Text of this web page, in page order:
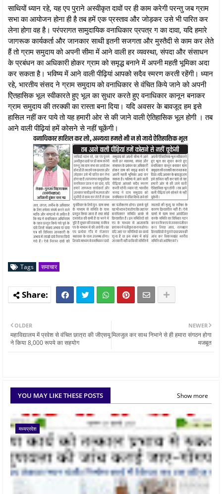
साथियों ध्यान रहे, यह एप पुराने अस्वीकृत दावों पर ही काम करेगी परन्तु जब ग्राम
सभा का आयोजन होना ही है तब हमें एक प्रस्ताव और जोड़कर उसे भी पारित कर
लेना होगा वह है। परंपरागत सामुदायिक वनाधिकार प्रपत्र ग का दावा, यदि हमारे
जागरूक कार्यकर्ता और जानकार साथी इतनी सजगता और मुस्तैदी से काम कर लेते
हैं तो ग्राम समुदाय को अपनी सीमा में आने वाली हर व्यवस्था, संपदा और संसाधन
के प्रबंधन का अधिकारी होकर ग्राम को समृद्ध बनाने में अपनी महती भूमिका अदा
कर सकता है। भविष्य में आने वाली पीढ़ियां आपको सदैव स्मरण करती रहेंगी। ध्यान
रहे, भारतीय संसद ने ग्राम समुदाय को वनाधिकार से वंचित किये जाने को अपनी
ऐितहासिक भूल स्वीकारते हुए भूल का सुधार करते हुए वनाधिकार कानून बनाकर
ग्राम समुदाय की तरक्की का रास्ता बना दिया। यदि अवसर के बावजूद हम इसे
हासिल नहीं कर पाये तो यह हमारी ओर से की जाने वाली ऐतिहासिक भूल होगी । तब
आने वाली पीढ़ियां हमें कोसने से नहीं चूकेंगी।
Tags समाचार
NEWER
मिलजुल कर साथ निभाने से ही हमारा संगठन होगा
मजबूत
OLDER
महाविद्यालय में प्रवेश से वंचित छात्रा की जीएसयू
ने किया 8,000 रूपये का सहयोग
YOU MAY LIKE THESE POSTS Show more
मध्यप्रदेश